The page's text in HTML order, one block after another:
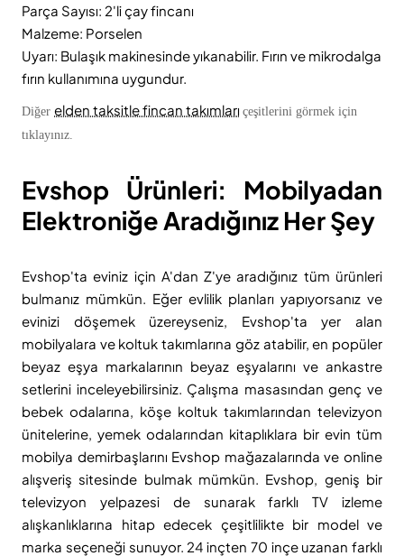
Parça Sayısı: 2'li çay fincanı
Malzeme: Porselen
Uyarı: Bulaşık makinesinde yıkanabilir. Fırın ve mikrodalga
fırın kullanımına uygundur.
Diğer elden taksitle fincan takımları çeşitlerini görmek için
tıklayınız.
Evshop Ürünleri: Mobilyadan
Elektroniğe Aradığınız Her Şey
Evshop'ta eviniz için A'dan Z'ye aradığınız tüm ürünleri
bulmanız mümkün. Eğer evlilik planları yapıyorsanız ve
evinizi döşemek üzereyseniz, Evshop'ta yer alan
mobilyalara ve koltuk takımlarına göz atabilir, en popüler
beyaz eşya markalarının beyaz eşyalarını ve ankastre
setlerini inceleyebilirsiniz. Çalışma masasından genç ve
bebek odalarına, köşe koltuk takımlarından televizyon
ünitelerine, yemek odalarından kitaplıklara bir evin tüm
mobilya demirbaşlarını Evshop mağazalarında ve online
alışveriş sitesinde bulmak mümkün. Evshop, geniş bir
televizyon yelpazesi de sunarak farklı TV izleme
alışkanlıklarına hitap edecek çeşitlilikte bir model ve
marka seçeneği sunuyor. 24 inçten 70 inçe uzanan farklı